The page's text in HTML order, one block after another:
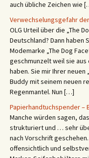
auch übliche Zeichen wie
Verwechselungsgefahr der
OLG Urteil über die „The
Deutschland? Dann
Modemarke „The Dog
geschmunzelt weil sie
haben. Sie mir Ihrer neuen
Buddy mit seinem neuen
Regenmantel. Nun […]
Papierhandtuchspender –
Manche würden sagen,
strukturiert und … sehr
nach Vorschrift
offensichtlich und